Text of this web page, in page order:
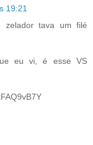
19:21
zelador tava um filé
eu vi, é esse VS